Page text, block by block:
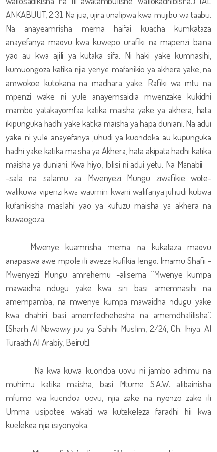
ANKABUUT, 2:3]. Na jua, ujira unalipwa kwa mujibu wa taabu.
Na anayeamrisha mema haifai kuacha kumkataza
anayefanya maovu kwa kuwepo urafiki na mapenzi baina
yao au kwa ajili ya kutaka sifa. Ni haki yake kumnasihi,
kumuongoza katika njia yenye mafanikio ya akhera yake, na
amwokoe kutokana na madhara yake. Rafiki wa mtu na
mpenzi wake ni yule anayemsaidia mwenzake kukidhi
mambo yatakayomfaa katika maisha yake ya akhera, hata
ikipunguka hadhi yake katika maisha ya hapa duniani. Na adui
yake ni yule anayefanya juhudi ya kuondoka au kupunguka
hadhi yake katika maisha ya Akhera, hata akipata hadhi katika
maisha ya duniani. Kwa hiyo, Iblisi ni adui yetu. Na Manabii
-sala na salamu za Mwenyezi Mungu ziwafikie wote-
walikuwa vipenzi kwa waumini kwani walifanya juhudi kubwa
kufanikisha maslahi yao ya kufuzu maisha ya akhera na
kuwaogoza.
Mwenye kuamrisha mema na kukataza maovu
anapaswa awe mpole ili aweze kufikia lengo. Imamu Shafii -
Mwenyezi Mungu amrehemu -alisema “Mwenye kumpa
mawaidha ndugu yake kwa siri basi amemnasihi na
amempamba, na mwenye kumpa mawaidha ndugu yake
kwa dhahiri basi amemfedhehesha na amemdhalilisha”.
[Sharh Al Nawawiy juu ya Sahihi Muslim, 2/24, Ch. Ihiya’ Al
Turaath Al Arabiy, Beirut].
Na kwa kuwa kuondoa uovu ni jambo adhimu na
muhimu katika maisha, basi Mtume S.A.W. alibainisha
mfumo wa kuondoa uovu, njia zake na nyenzo zake ili
Umma usipotee wakati wa kutekeleza faradhi hii kwa
kuelekea njia isiyonyoka.